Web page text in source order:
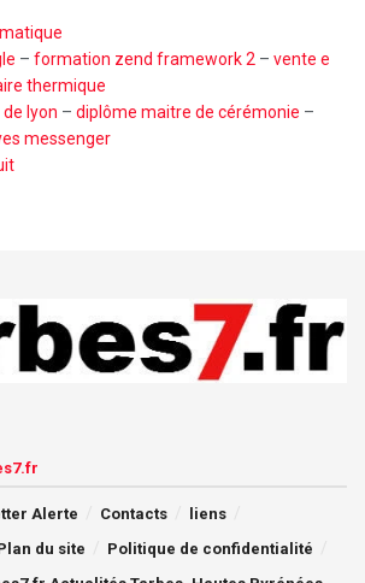
– formation zend framework 2 – vente e
thermique
lyon – diplôme maitre de cérémonie –
messenger
Alerte Contacts
liens
du site
Politique de confidentialité